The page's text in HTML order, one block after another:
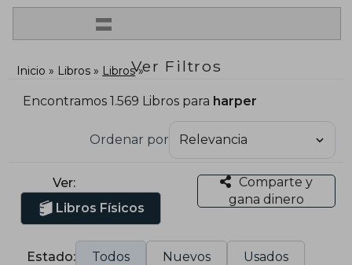
=
Ver Filtros
Inicio Libros Libros
Encontramos 1.569 Libros para harper
Ordenar por
Ver:
Libros Físicos
Comparte y
gana dinero
Estado: Todos Nuevos Usados